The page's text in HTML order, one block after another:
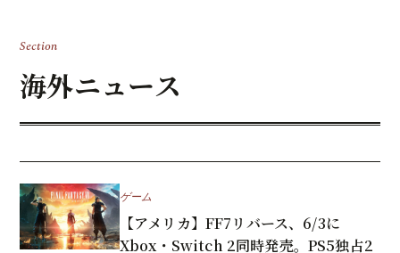
Section
海外ニュース
ゲーム
【アメリカ】FF7リバース、6/3に
Xbox・Switch 2同時発売。PS5独占2